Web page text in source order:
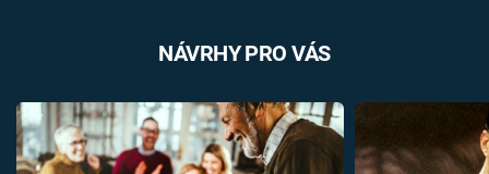
NÁVRHY PRO VÁS